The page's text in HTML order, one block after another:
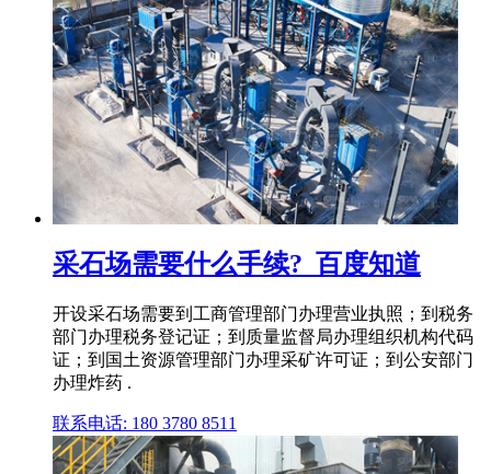
采石场需要什么手续?_百度知道
开设采石场需要到工商管理部门办理营业执照；到税务
部门办理税务登记证；到质量监督局办理组织机构代码
证；到国土资源管理部门办理采矿许可证；到公安部门
办理炸药 .
联系电话: 180 3780 8511